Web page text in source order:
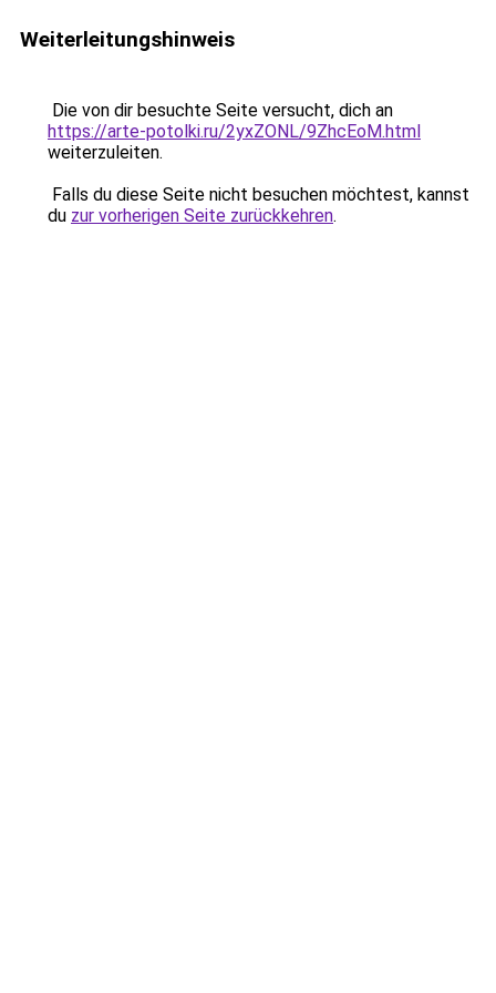
Weiterleitungshinweis
Die von dir besuchte Seite versucht, dich an
https://arte-potolki.ru/2yxZONL/9ZhcEoM.html
weiterzuleiten.
Falls du diese Seite nicht besuchen möchtest, kannst
du zur vorherigen Seite zurückkehren.